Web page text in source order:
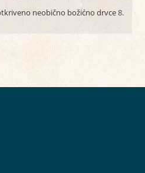
neobično božićno drvce8.